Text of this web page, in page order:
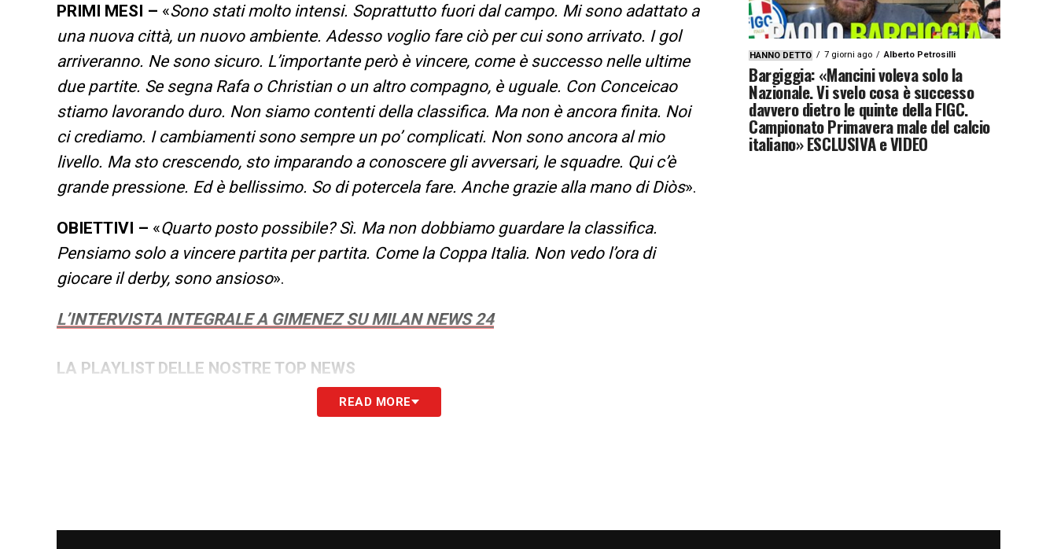
PRIMI MESI – «Sono stati molto intensi. Soprattutto fuori dal campo. Mi sono adattato a
una nuova città, un nuovo ambiente. Adesso voglio fare ciò per cui sono arrivato. I gol
arriveranno. Ne sono sicuro. L’importante però è vincere, come è successo nelle ultime
due partite. Se segna Rafa o Christian o un altro compagno, è uguale. Con Conceicao
stiamo lavorando duro. Non siamo contenti della classifica. Ma non è ancora finita. Noi
ci crediamo. I cambiamenti sono sempre un po’ complicati. Non sono ancora al mio
livello. Ma sto crescendo, sto imparando a conoscere gli avversari, le squadre. Qui c’è
grande pressione. Ed è bellissimo. So di potercela fare. Anche grazie alla mano di Diòs».
OBIETTIVI – «Quarto posto possibile? Sì. Ma non dobbiamo guardare la classifica.
Pensiamo solo a vincere partita per partita. Come la Coppa Italia. Non vedo l’ora di
giocare il derby, sono ansioso».
L’INTERVISTA INTEGRALE A GIMENEZ SU MILAN NEWS 24
LA PLAYLIST DELLE NOSTRE TOP NEWS
READ MORE
HANNO DETTO 7 giorni ago Alberto Petrosilli
Bargiggia: «Mancini voleva solo la
Nazionale. Vi svelo cosa è successo
davvero dietro le quinte della FIGC.
Campionato Primavera male del calcio
italiano» ESCLUSIVA e VIDEO